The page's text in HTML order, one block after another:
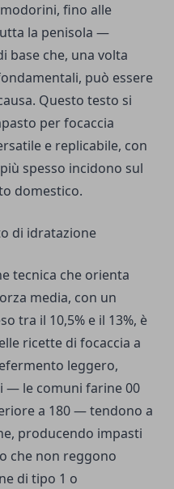
fino alle
la penisola —
base che, una volta
può essere
Questo testo si
per focaccia
e replicabile, con
spesso incidono sul
domestico.
di idratazione
tecnica che orienta
media, con un
tra il 10,5% e il 13%, è
ricette di focaccia a
leggero,
— le comuni farine 00
a 180 — tendono a
producendo impasti
che non reggono
di tipo 1 o